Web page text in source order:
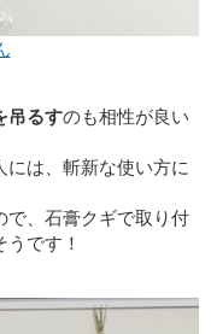
吊るすのも相性が良い
は、斬新な使い方に
で、石膏クギで取り付
です！